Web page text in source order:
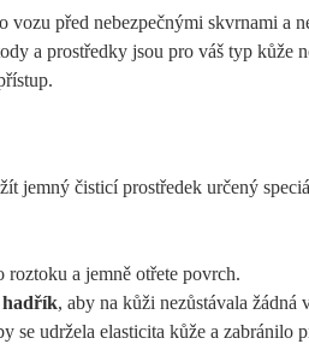
vozu před nebezpečnými skvrnami a
a prostředky jsou pro váš typ kůže
jemný čisticí prostředek určený
roztoku a jemně otřete povrch.
hadřík, aby na kůži nezůstávala žádná
se udržela elasticita kůže a zabránilo